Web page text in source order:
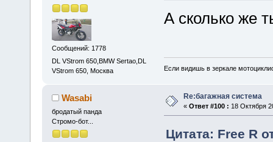
Сообщений: 1778
DL VStrom 650,BMW Sertao,DL
VStrom 650, Москва
А сколько же
Если видишь в зеркале
Wasabi
бродатый панда
Стромо-бот...
Re:багажная система
« Ответ #100 : 18 Октября
Цитата: Free R